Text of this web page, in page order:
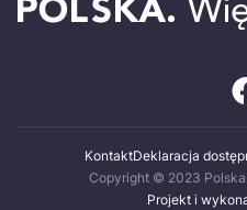
KontaktDeklaracja
Copyright © 2023
Projekt i